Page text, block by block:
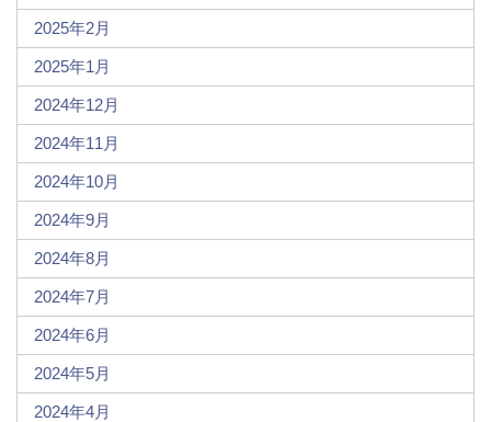
2025年2月
2025年1月
2024年12月
2024年11月
2024年10月
2024年9月
2024年8月
2024年7月
2024年6月
2024年5月
2024年4月